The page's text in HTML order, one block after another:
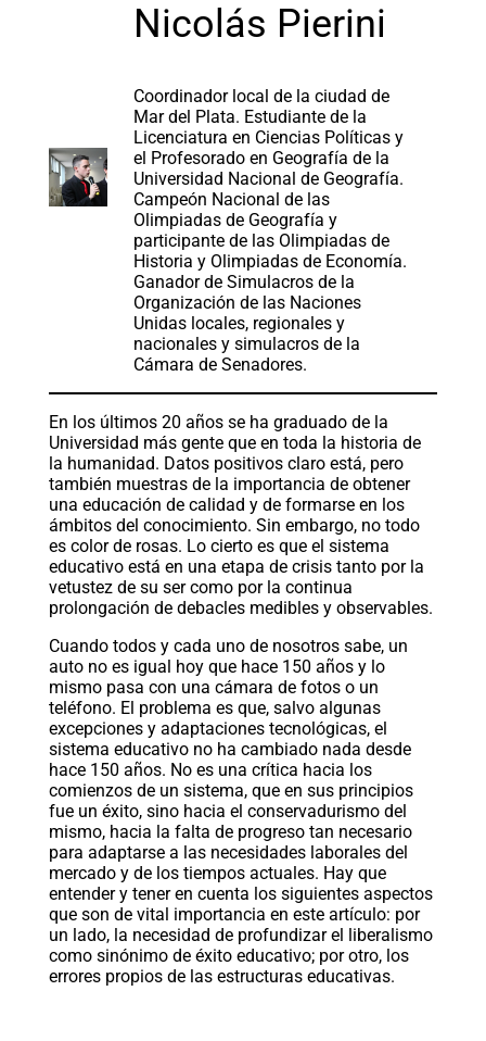
Nicolás Pierini
Coordinador local de la ciudad de
Mar del Plata. Estudiante de la
Licenciatura en Ciencias Políticas y
el Profesorado en Geografía de la
Universidad Nacional de Geografía.
Campeón Nacional de las
Olimpiadas de Geografía y
participante de las Olimpiadas de
Historia y Olimpiadas de Economía.
Ganador de Simulacros de la
Organización de las Naciones
Unidas locales, regionales y
nacionales y simulacros de la
Cámara de Senadores.
En los últimos 20 años se ha graduado de la
Universidad más gente que en toda la historia de
la humanidad. Datos positivos claro está, pero
también muestras de la importancia de obtener
una educación de calidad y de formarse en los
ámbitos del conocimiento. Sin embargo, no todo
es color de rosas. Lo cierto es que el sistema
educativo está en una etapa de crisis tanto por la
vetustez de su ser como por la continua
prolongación de debacles medibles y observables.
Cuando todos y cada uno de nosotros sabe, un
auto no es igual hoy que hace 150 años y lo
mismo pasa con una cámara de fotos o un
teléfono. El problema es que, salvo algunas
excepciones y adaptaciones tecnológicas, el
sistema educativo no ha cambiado nada desde
hace 150 años. No es una crítica hacia los
comienzos de un sistema, que en sus principios
fue un éxito, sino hacia el conservadurismo del
mismo, hacia la falta de progreso tan necesario
para adaptarse a las necesidades laborales del
mercado y de los tiempos actuales. Hay que
entender y tener en cuenta los siguientes aspectos
que son de vital importancia en este artículo: por
un lado, la necesidad de profundizar el liberalismo
como sinónimo de éxito educativo; por otro, los
errores propios de las estructuras educativas.